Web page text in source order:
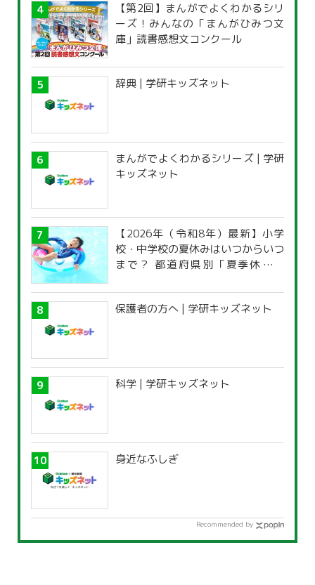
【第2回】まんがでよくわかるシリ
ーズ！みんなの「まんがひみつ文
庫」読書感想文コンクール
辞典 | 学研キッズネット
まんがでよくわかるシリーズ | 学研
キッズネット
【2026年（令和8年）最新】小学
校・中学校の夏休みはいつからいつ
まで？ 都道府県別「夏季休暇一
保護者の方へ | 学研キッズネット
科学 | 学研キッズネット
身近なふしぎ
Recommended by